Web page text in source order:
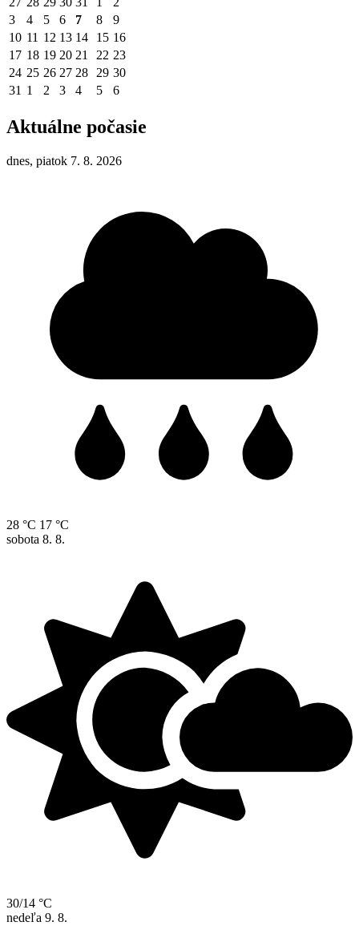
3
4 5 6 7 8
9
10 11 12 13 14 15 16
17 18 19 20 21 22 23
24 25 26 27 28 29 30
31 1 2 3 4 5 6
Aktuálne počasie
dnes, piatok 7. 8. 2026
28 °C 17 °C
sobota 8. 8.
30/14 °C
nedeľa 9. 8.